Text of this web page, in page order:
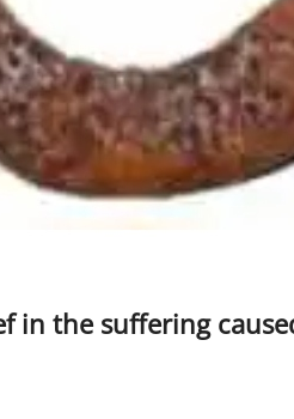
in the suffering